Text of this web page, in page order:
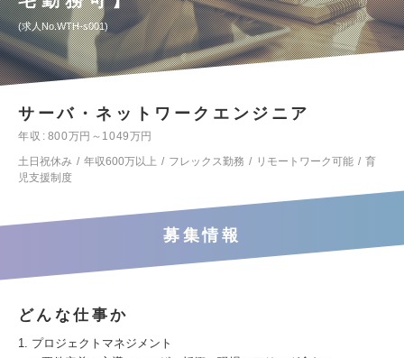
求人No.WTH-s001
サーバ・ネットワークエンジニア
年収
800万円～1049万円
土日祝休み
年収600万以上 フレックス勤務 リモートワーク可能
育
児支援制度
募集情報
どんな仕事か
1. プロジェクトマネジメント